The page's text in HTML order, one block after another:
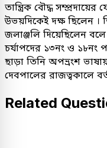
তান্ত্রিক বৌদ্ধ সম্প্রদায়ের
উভয়দিকেই দক্ষ ছিলেন ।
জলাঞ্জলি দিয়েছিলেন
চর্যাপদের ১৩নং ও ১৮নং
ছাড়া তিনি অপভ্রংশ
দেবপালের রাজত্বকালে
Related